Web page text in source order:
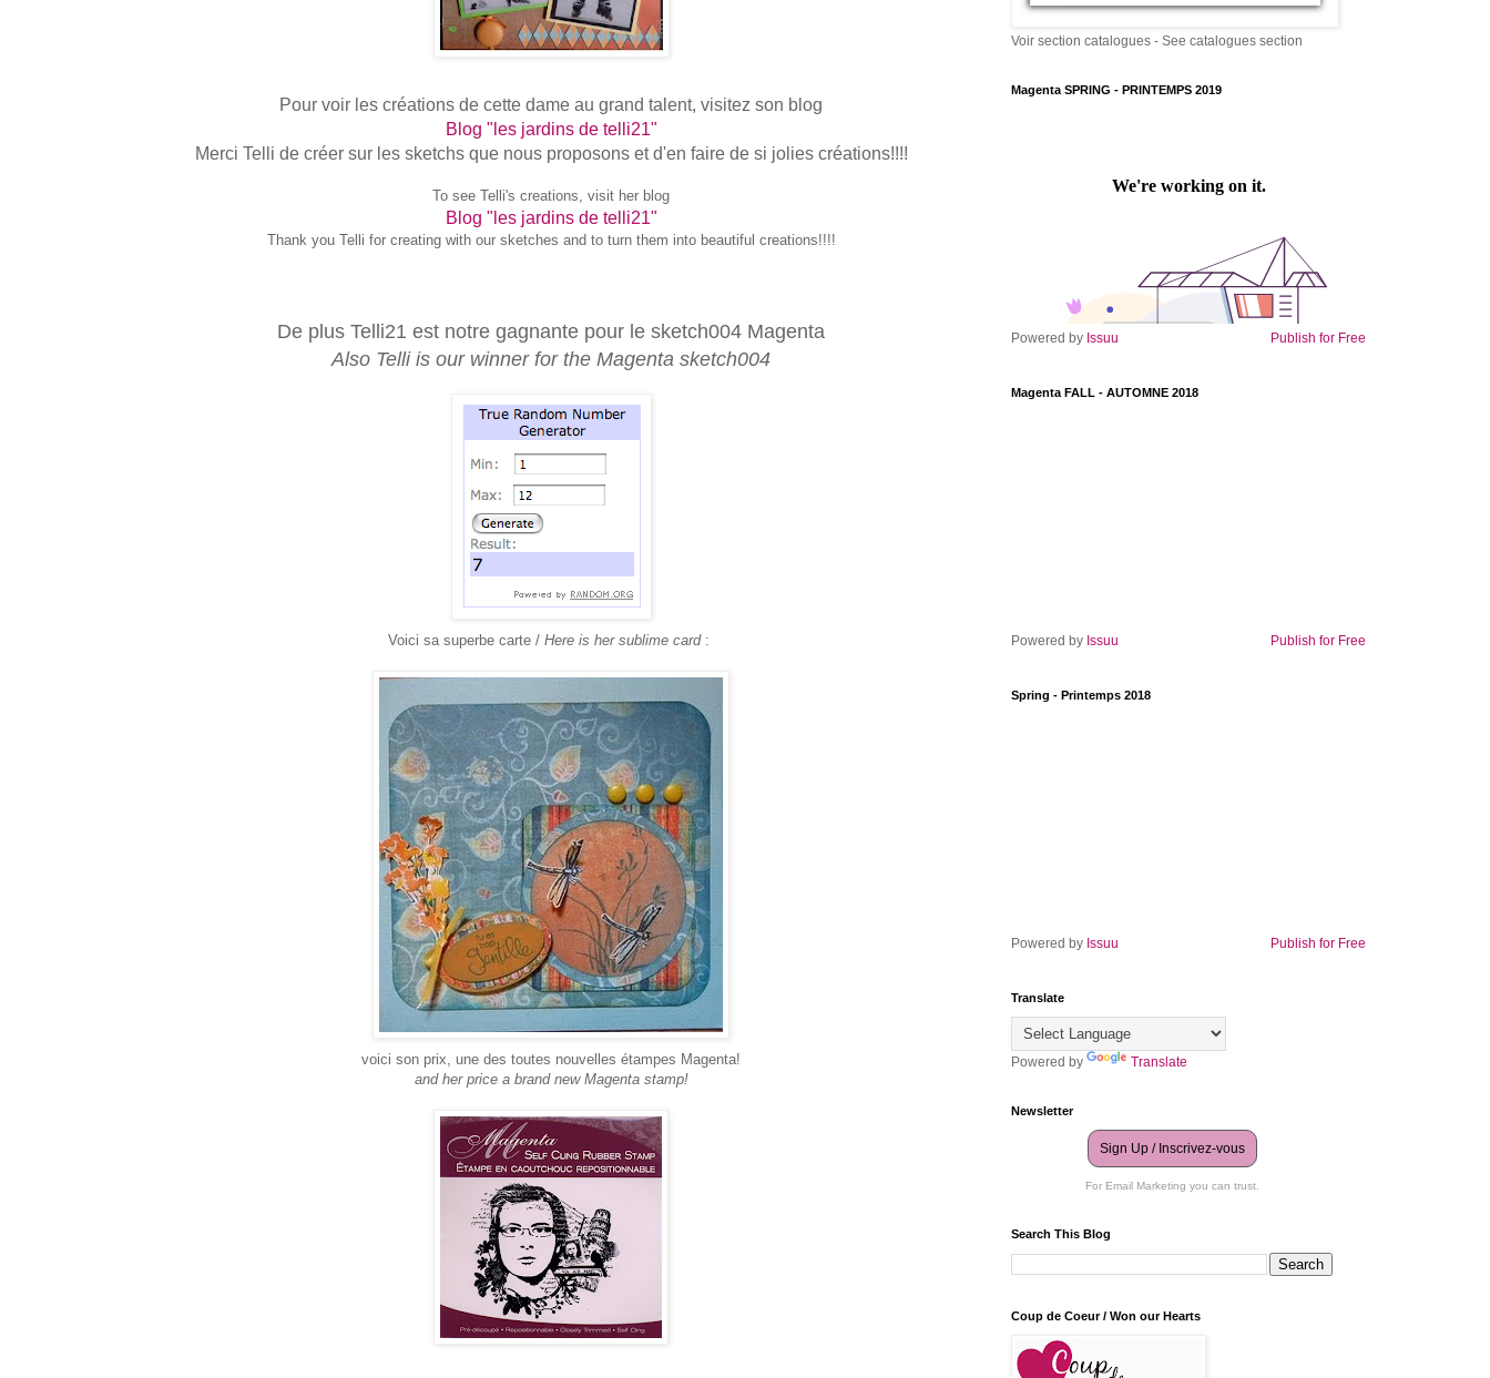
Pour voir les créations de cette dame au grand talent, visitez son blog
Blog "les jardins de telli21"
Merci Telli de créer sur les sketchs que nous proposons et d'en faire de si jolies créations!!!!
To see Telli's creations, visit her blog
Blog "les jardins de telli21"
Thank you Telli for creating with our sketches and to turn them into beautiful creations!!!!
De plus Telli21 est notre gagnante pour le sketch004 Magenta
Also Telli is our winner for the Magenta sketch004
Voici sa superbe carte / Here is her sublime card:
voici son prix, une des toutes nouvelles étampes Magenta!
and her price a brand new Magenta stamp!
Voir section catalogues - See catalogues section
Magenta SPRING - PRINTEMPS 2019
Powered by Issuu Publish for Free
Magenta FALL - AUTOMNE 2018
Powered by Issuu Publish for Free
Spring - Printemps 2018
Powered by Issuu Publish for Free
Translate
Powered by Translate
Newsletter
Sign Up / Inscrivez-vous
For Email Marketing you can trust.
Search This Blog
Coup de Coeur / Won our Hearts